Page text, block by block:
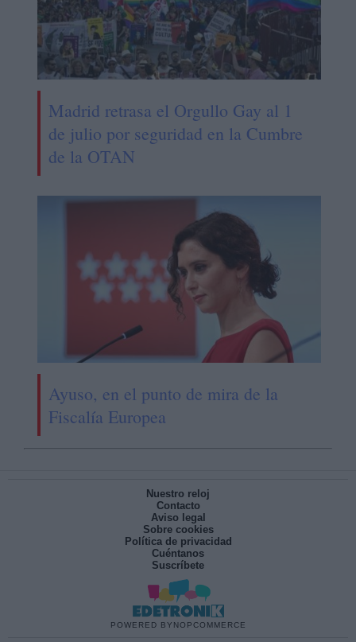
Madrid retrasa el Orgullo Gay al 1
de julio por seguridad en la Cumbre
de la OTAN
Ayuso, en el punto de mira de la
Fiscalía Europea
Nuestro reloj
Contacto
Aviso legal
Sobre cookies
Política de privacidad
Cuéntanos
Suscríbete
POWERED BY NOPCOMMERCE